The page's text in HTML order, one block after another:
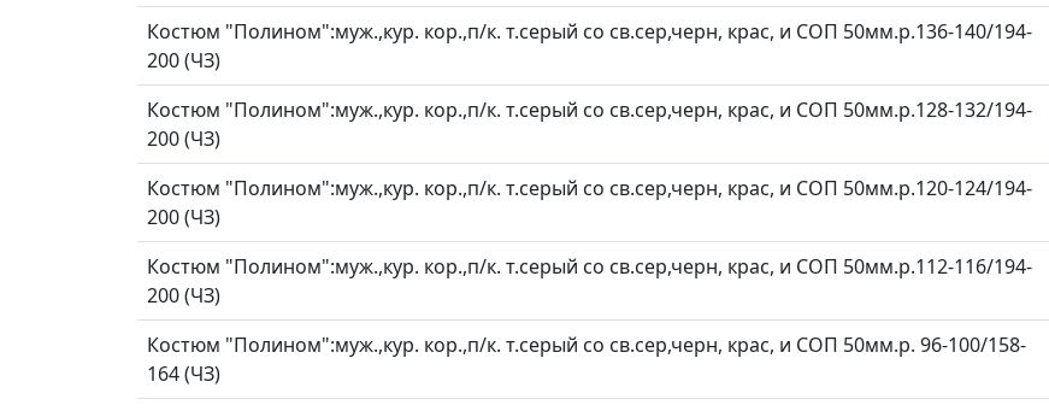
Костюм "Полином":муж.,кур. кор.,п/к. т.серый со св.сер,черн, крас, и СОП 50мм.р.136-140/194-
200 (ЧЗ)
Костюм "Полином":муж.,кур. кор.,п/к. т.серый со св.сер,черн, крас, и СОП 50мм.р.128-132/194-
200 (ЧЗ)
Костюм "Полином":муж.,кур. кор.,п/к. т.серый со св.сер,черн, крас, и СОП 50мм.р.120-124/194-
200 (ЧЗ)
Костюм "Полином":муж.,кур. кор.,п/к. т.серый со св.сер,черн, крас, и СОП 50мм.р.112-116/194-
200 (ЧЗ)
Костюм "Полином":муж.,кур. кор.,п/к. т.серый со св.сер,черн, крас, и СОП 50мм.р. 96-100/158-
164 (ЧЗ)